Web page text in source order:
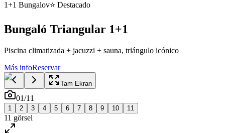
1+1 Bungalov⭐ Destacado
Bungaló Triangular 1+1
Piscina climatizada + jacuzzi + sauna, triángulo icónico
Más infoReservar
Tam Ekran
01/11
1 2 3 4 5 6 7 8 9 10 11
11 görsel